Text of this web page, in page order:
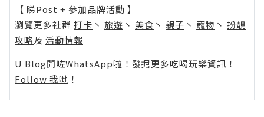
【 睇Post + 參加品牌活動 】
瀏覽更多社群 打卡 丶 旅遊 丶 美食 丶 親子 丶 寵物 丶 扮靚
攻略及 活動情報
U Blog開咗WhatsApp啦！發掘更多吃喝玩樂資訊！
Follow 我哋 ！